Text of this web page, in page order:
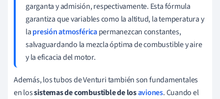
garganta y admisión, respectivamente. Esta fórmula
garantiza que variables como la altitud, la temperatura y
lapresión atmosféricapermanezcan constantes,
salvaguardando la mezcla óptima de combustible y aire
y la eficacia del motor.
Además, los tubos de Venturi también son fundamentales
en lossistemas de combustible de losaviones. Cuando el